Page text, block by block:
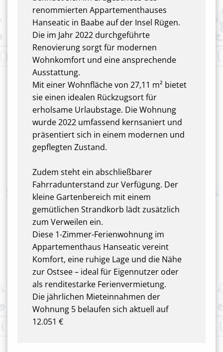
renommierten Appartementhauses
Hanseatic in Baabe auf der Insel Rügen.
Die im Jahr 2022 durchgeführte
Renovierung sorgt für modernen
Wohnkomfort und eine ansprechende
Ausstattung.
Mit einer Wohnfläche von 27,11 m² bietet
sie einen idealen Rückzugsort für
erholsame Urlaubstage. Die Wohnung
wurde 2022 umfassend kernsaniert und
präsentiert sich in einem modernen und
gepflegten Zustand.
Zudem steht ein abschließbarer
Fahrradunterstand zur Verfügung. Der
kleine Gartenbereich mit einem
gemütlichen Strandkorb lädt zusätzlich
zum Verweilen ein.
Diese 1-Zimmer-Ferienwohnung im
Appartementhaus Hanseatic vereint
Komfort, eine ruhige Lage und die Nähe
zur Ostsee – ideal für Eigennutzer oder
als renditestarke Ferienvermietung.
Die jährlichen Mieteinnahmen der
Wohnung 5 belaufen sich aktuell auf
12.051 €